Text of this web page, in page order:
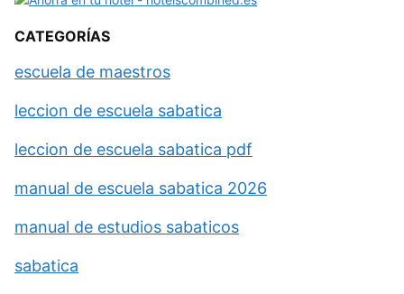
CATEGORÍAS
escuela de maestros
leccion de escuela sabatica
leccion de escuela sabatica pdf
manual de escuela sabatica 2026
manual de estudios sabaticos
sabatica